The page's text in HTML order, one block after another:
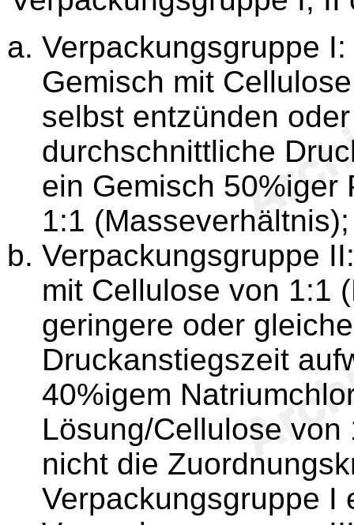
Verpackungsgruppe
Gemisch mit
selbst entzünden
durchschnittliche
ein Gemisch 50%iger
1:1 (Masseverhältnis);
Verpackungsgruppe
mit Cellulose von 1:1
geringere oder
Druckanstiegszeit
40%igem
Lösung/Cellulose
nicht die
Verpackungsgruppe I